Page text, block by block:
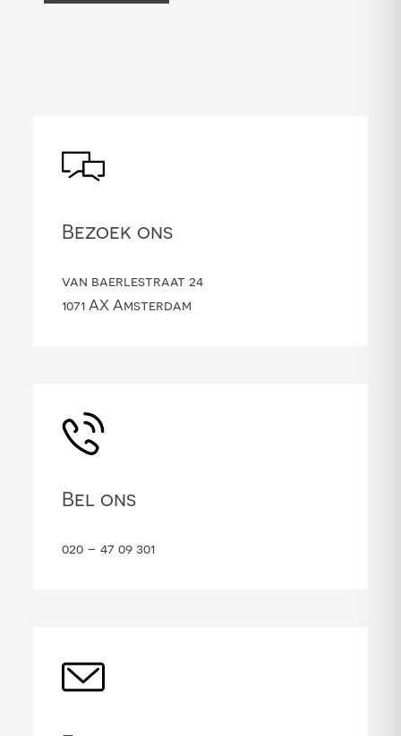
Bezoek ons
van baerlestraat 24
1071 AX Amsterdam
Bel ons
020 – 47 09 301